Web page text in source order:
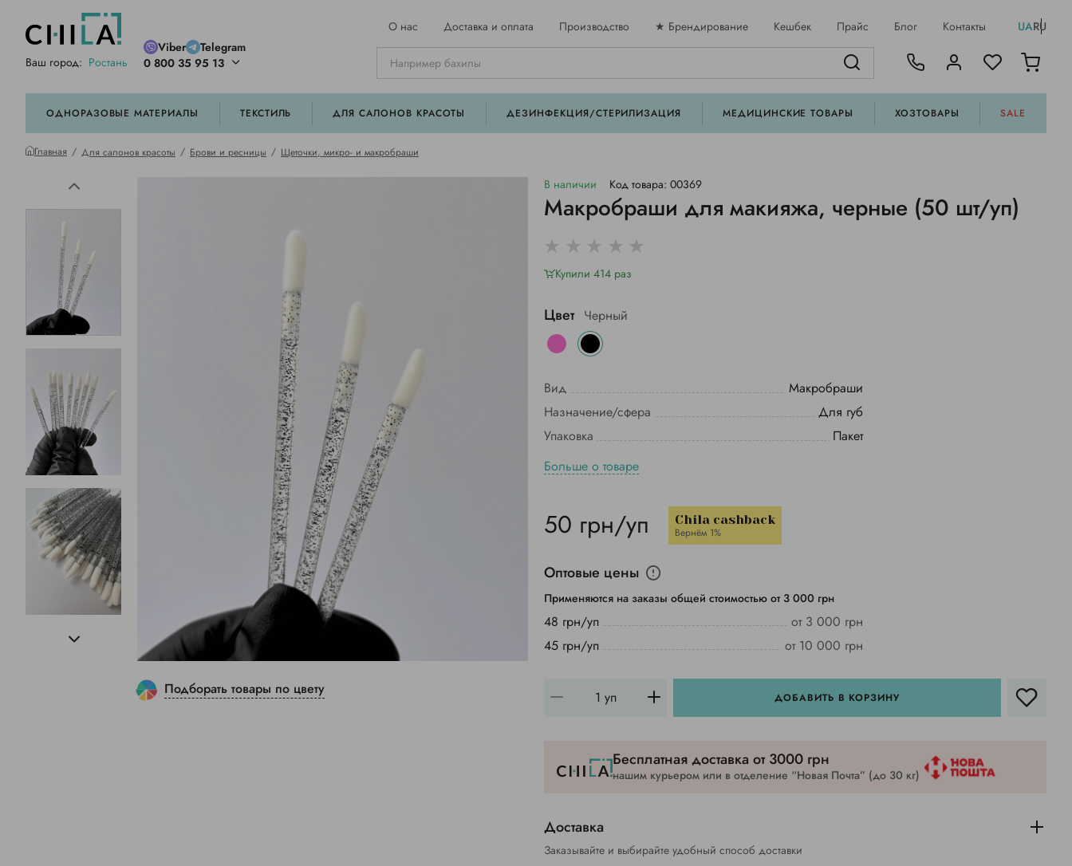
Ваш город: Ростань
Viber
Telegram
0 800 35 95 13
О нас Доставка и оплата Производство ★ Брендирование Кешбек Прайс Блог Контакты UARU
ОДНОРАЗОВЫЕ МАТЕРИАЛЫ ТЕКСТИЛЬ ДЛЯ САЛОНОВ КРАСОТЫ ДЕЗИНФЕКЦИЯ/СТЕРИЛИЗАЦИЯ МЕДИЦИНСКИЕ ТОВАРЫ ХОЗТОВАРЫ SALE
Главная Для салонов красоты Брови и ресницы Щеточки, микро- и макробраши
Подборать товары по цвету
В наличии Код товара: 00369
Макробраши для макияжа, черные (50 шт/уп)
Купили 414 раз
Цвет Черный
Вид
Макробраши
Назначение/сфера
Для губ
Упаковка
Пакет
Больше о товаре
50 грн/уп Chila cashback
Вернём 1%
Оптовые цены
Применяются на заказы общей стоимостью от 3 000 грн
48 грн/уп
от 3 000 грн
45 грн/уп
от 10 000 грн
ДОБАВИТЬ В КОРЗИНУ
Бесплатная доставка от 3000 грн
нашим курьером или в отделение “Новая Почта” (до 30 кг)
Доставка
Заказывайте и выбирайте удобный способ доставки